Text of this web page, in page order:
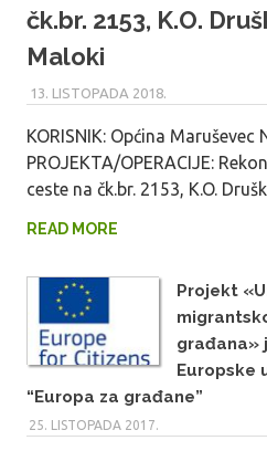
čk.br. 2153, K.O.
Maloki
13. LISTOPADA 2018.
KORISNIK: Općina Maruševec
PROJEKTA/OPERACIJE:
ceste na čk.br. 2153, K.O.
READ MORE
Projekt
građana»
Europske
“Europa za građane”
25. LISTOPADA 2017.